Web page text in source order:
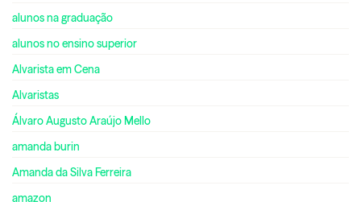
alunos na graduação
alunos no ensino superior
Alvarista em Cena
Alvaristas
Álvaro Augusto Araújo Mello
amanda burin
Amanda da Silva Ferreira
amazon